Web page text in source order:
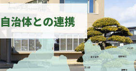
治体との連携